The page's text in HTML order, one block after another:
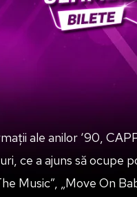
ale anilor ‘90,
ce a ajuns să ocupe
Music”, „Move On